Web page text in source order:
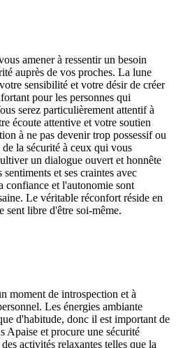
amener à ressentir un besoin
auprès de vos proches. La lune
sensibilité et votre désir de créer
pour les personnes qui
serez particulièrement attentif à
écoute attentive et votre soutien
à ne pas devenir trop possessif ou
la sécurité à ceux qui vous
un dialogue ouvert et honnête
et ses craintes avec
confiance et l'autonomie sont
Le véritable réconfort réside en
sent libre d'être soi-même.
moment de introspection et à
Les énergies ambiante
d'habitude, donc il est important de
Apaise et procure une sécurité
activités relaxantes telles que la